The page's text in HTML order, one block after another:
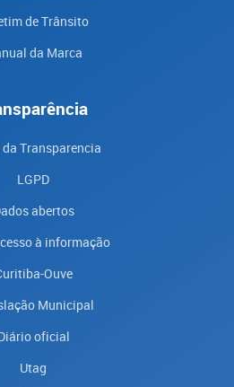
de Trânsito
da Marca
Transparencia
LGPD
abertos
à informação
Ouve
Municipal
oficial
Utag